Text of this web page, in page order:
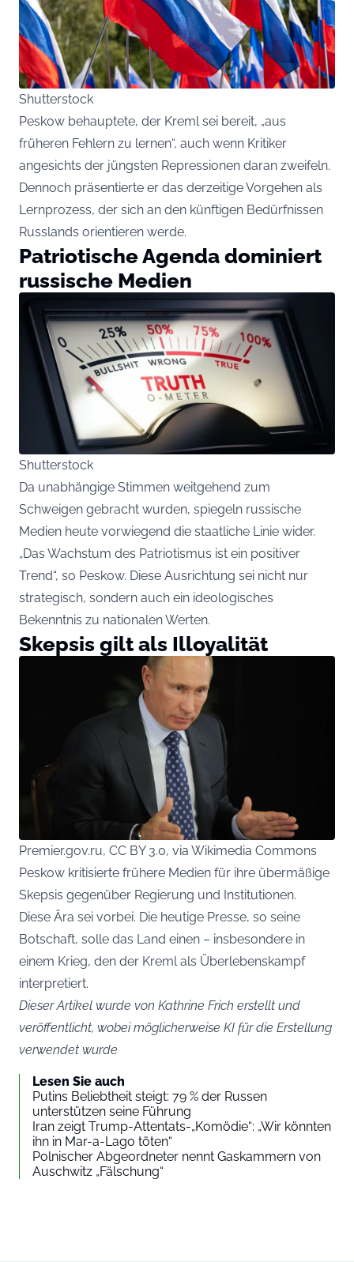
Shutterstock
Peskow behauptete, der Kreml sei bereit, „aus
früheren Fehlern zu lernen“, auch wenn Kritiker
angesichts der jüngsten Repressionen daran zweifeln.
Dennoch präsentierte er das derzeitige Vorgehen als
Lernprozess, der sich an den künftigen Bedürfnissen
Russlands orientieren werde.
Patriotische Agenda dominiert
russische Medien
Shutterstock
Da unabhängige Stimmen weitgehend zum
Schweigen gebracht wurden, spiegeln russische
Medien heute vorwiegend die staatliche Linie wider.
„Das Wachstum des Patriotismus ist ein positiver
Trend“, so Peskow. Diese Ausrichtung sei nicht nur
strategisch, sondern auch ein ideologisches
Bekenntnis zu nationalen Werten.
Skepsis gilt als Illoyalität
Premier.gov.ru, CC BY 3.0, via Wikimedia Commons
Peskow kritisierte frühere Medien für ihre übermäßige
Skepsis gegenüber Regierung und Institutionen.
Diese Ära sei vorbei. Die heutige Presse, so seine
Botschaft, solle das Land einen – insbesondere in
einem Krieg, den der Kreml als Überlebenskampf
interpretiert.
Dieser Artikel wurde von Kathrine Frich erstellt und
veröffentlicht, wobei möglicherweise KI für die Erstellung
verwendet wurde
Lesen Sie auch
Putins Beliebtheit steigt: 79 % der Russen
unterstützen seine Führung
Iran zeigt Trump-Attentats-„Komödie“: „Wir könnten
ihn in Mar-a-Lago töten“
Polnischer Abgeordneter nennt Gaskammern von
Auschwitz „Fälschung“